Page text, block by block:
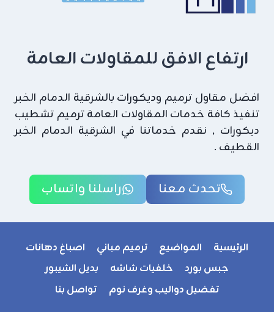
ارتفاع الافق للمقاولات العامة
افضل مقاول ترميم وديكورات بالشرقية الدمام الخبر
تنفيذ كافة خدمات المقاولات العامة ترميم تشطيب
ديكورات , نقدم خدماتنا في الشرقية الدمام الخبر
القطيف .
تحدث معنا راسلنا واتساب
الرئيسية المواضيع ترميم مباني
اصباغ دهانات
جبس بورد
خلفيات شاشه
بديل الشيبور
تفضيل دواليب وغرف نوم
تواصل بنا